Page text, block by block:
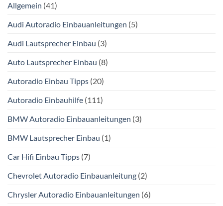
Allgemein (41)
Audi Autoradio Einbauanleitungen (5)
Audi Lautsprecher Einbau (3)
Auto Lautsprecher Einbau (8)
Autoradio Einbau Tipps (20)
Autoradio Einbauhilfe (111)
BMW Autoradio Einbauanleitungen (3)
BMW Lautsprecher Einbau (1)
Car Hifi Einbau Tipps (7)
Chevrolet Autoradio Einbauanleitung (2)
Chrysler Autoradio Einbauanleitungen (6)